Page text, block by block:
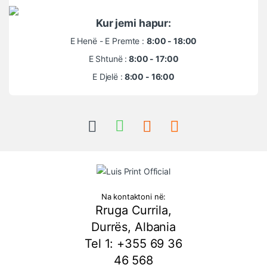
Kur jemi hapur:
E Henë - E Premte : 8:00 - 18:00
E Shtunë : 8:00 - 17:00
E Djelë : 8:00 - 16:00
Na kontaktoni në:
Rruga Currila,
Durrës, Albania
Tel 1: +355 69 36
46 568